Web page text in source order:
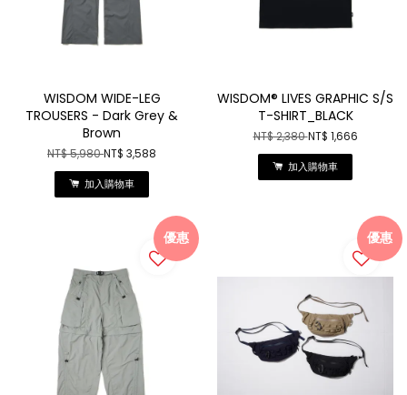
WISDOM WIDE-LEG
TROUSERS - Dark Grey &
Brown
NT$ 5,980NT$ 3,588
加入購物車
WISDOM® LIVES GRAPHIC S/S
T-SHIRT_BLACK
NT$ 2,380NT$ 1,666
加入購物車
優惠 優惠